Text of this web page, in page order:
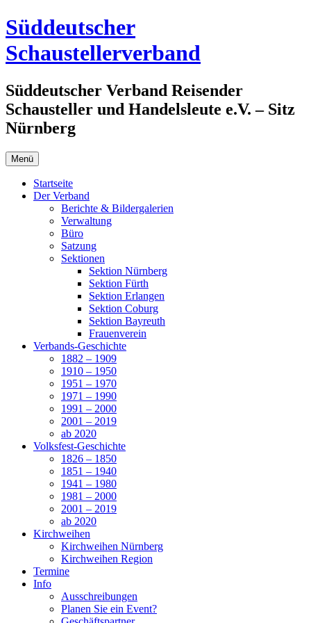
Zum
Inhalt
springen
Süddeutscher
Schaustellerverband
Süddeutscher Verband Reisender
Schausteller und Handelsleute e.V. – Sitz
Nürnberg
Menü
Startseite
Der Verband
Berichte & Bildergalerien
Verwaltung
Büro
Satzung
Sektionen
Sektion Nürnberg
Sektion Fürth
Sektion Erlangen
Sektion Coburg
Sektion Bayreuth
Frauenverein
Verbands-Geschichte
1882 – 1909
1910 – 1950
1951 – 1970
1971 – 1990
1991 – 2000
2001 – 2019
ab 2020
Volksfest-Geschichte
1826 – 1850
1851 – 1940
1941 – 1980
1981 – 2000
2001 – 2019
ab 2020
Kirchweihen
Kirchweihen Nürnberg
Kirchweihen Region
Termine
Info
Ausschreibungen
Planen Sie ein Event?